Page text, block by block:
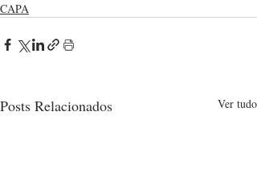
CAPA
Posts Relacionados Ver tudo